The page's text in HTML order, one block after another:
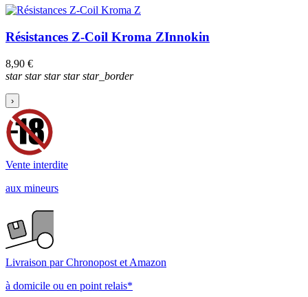
Résistances Z-Coil Kroma ZInnokin
8,90 €
starstarstarstarstar_border
›
Vente interdite
aux mineurs
Livraison par Chronopost et Amazon
à domicile ou en point relais*